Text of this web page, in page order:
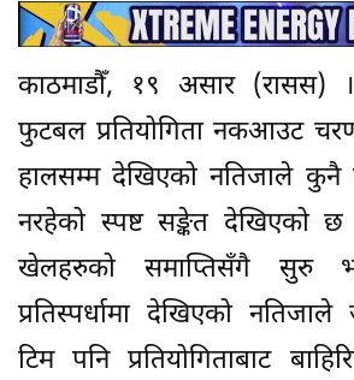
काठमाडौँ, १९ असार (रासस)
फुटबल प्रतियोगिता नकआउट
हालसम्म देखिएको नतिजाले कुनै
नरहेको स्पष्ट सङ्केत देखिएको
खेलहरुको समाप्तिसँगै सुरु
प्रतिस्पर्धामा देखिएको
टिम पनि प्रतियोगिताबाट